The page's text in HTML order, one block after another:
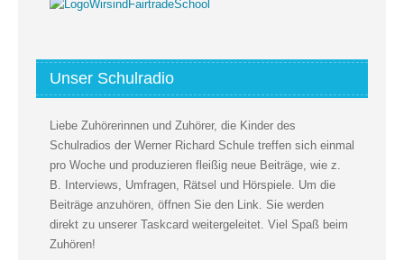
Unser Schulradio
Liebe Zuhörerinnen und Zuhörer, die Kinder des
Schulradios der Werner Richard Schule treffen sich einmal
pro Woche und produzieren fleißig neue Beiträge, wie z.
B. Interviews, Umfragen, Rätsel und Hörspiele. Um die
Beiträge anzuhören, öffnen Sie den Link. Sie werden
direkt zu unserer Taskcard weitergeleitet. Viel Spaß beim
Zuhören!